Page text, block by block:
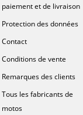
paiement et de livraison
Protection des données
Contact
Conditions de vente
Remarques des clients
Tous les fabricants de
motos